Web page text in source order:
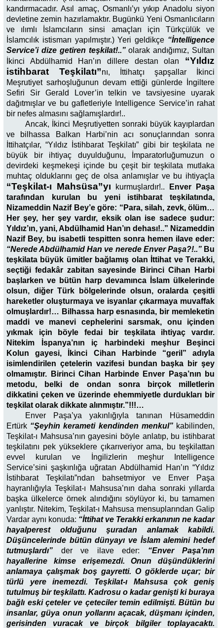
kandırmacadır. Asıl amaç, Osmanlı’yı yıkıp Anadolu siyon
devletine zemin hazırlamaktır. Bugünkü Yeni Osmanlıcıların
ve ılımlı İslamcıların sinsi amaçları için Türkçülük ve
İslamcılık istismarı yapılmıştır.) Yeri geldikçe “İntelligence
Service’i dize getiren teşkilat!..”olarak andığımız, Sultan
İkinci Abdülhamid Han’ın dillere destan olan “Yıldız
istihbarat Teşkilatı”nı, İttihatçı şapşallar İkinci
Meşrutiyet sarhoşluğunun devam ettiği günlerde İngiltere
Sefiri Sir Gerald Lover’in telkin ve tavsiyesine uyarak
dağıtmışlar ve bu gafletleriyle Intelligence Service’in rahat
bir nefes almasını sağlamışlardır!..
Ancak, İkinci Meşrutiyetten sonraki büyük kayıplardan
ve bilhassa Balkan Harbi’nin acı sonuçlarından sonra
İttihatçılar, “Yıldız İstihbarat Teşkilatı” gibi bir teşkilata ne
büyük bir ihtiyaç duyulduğunu, İmparatorluğumuzun o
devirdeki keşmekeşi içinde bu çeşit bir teşkilata mutlaka
muhtaç olduklarını geç de olsa anlamışlar ve bu ihtiyaçla
“Teşkilat-ı Mahsüsa”yı kurmuşlardır!..
Enver Paşa
tarafından kurulan bu yeni istihbarat teşkilatında,
Nizameddin Nazif Bey’e göre: “Para, silah, zevk, ölüm…
Her şey, her şey vardır, eksik olan ise sadece şudur:
Yıldız’ın, yani, Abdülhamid Han’ın dehası!..” Nizameddin
Nazif Bey, bu isabetli tespitten sonra hemen ilave eder:
“Nerede Abdülhamid Han ve nerede Enver Paşa?!..” Bu
teşkilata büyük ümitler bağlamış olan İttihat ve Terakki,
seçtiği fedakâr zabitan sayesinde Birinci Cihan Harbi
başlarken ve bütün harp devamınca İslam ülkelerinde
olsun, diğer Türk bölgelerinde olsun, oralarda çeşitli
hareketler oluşturmaya ve isyanlar çıkarmaya muvaffak
olmuşlardır!… Bilhassa harp esnasında, bir memleketin
maddi ve manevi cephelerini sarsmak, onu içinden
yıkmak için böyle fedai bir teşkilata ihtiyaç vardır.
Nitekim İspanya’nın iç harbindeki meşhur Beşinci
Kolun gayesi, İkinci Cihan Harbinde “geril” adıyla
isimlendirilen çetelerin vazifesi bundan başka bir şey
olmamıştır. Birinci Cihan Harbinde Enver Paşa’nın bu
metodu, belki de ondan sonra birçok milletlerin
dikkatini çeken ve üzerinde ehemmiyetle durdukları bir
teşkilat olarak dikkate alınmıştır.”!!!…
Enver Paşa’ya yakınlığıyla tanınan Hüsameddin
Ertürk “Şeyhin kerameti kendinden menkul”kabilinden,
Teşkilat-ı Mahsusa’nın gayesini böyle anlatıp, bu istihbarat
teşkilatını pek yükseklere çıkarıveriyor ama, bu teşkilattan
evvel kurulan ve İngilizlerin meşhur Intelligence
Service’sini şaşkınlığa uğratan Abdülhamid Han’ın “Yıldız
İstihbarat Teşkilatı”ndan bahsetmiyor ve Enver Paşa
hayranlığıyla Teşkilat-ı Mahsusa’nın daha sonraki yıllarda
başka ülkelerce örnek alındığını söylüyor ki, bu tamamen
yanlıştır. Nitekim, Teşkilat-ı Mahsusa mensuplarından Galip
Vardar aynı konuda: “İttihat ve Terakki erkanının ne kadar
hayalperest olduğunu şuradan anlamak kabildi.
Düşüncelerinde bütün dünyayı ve İslam alemini hedef
tutmuşlardı” der ve ilave eder: “Enver Paşa’nın
hayallerine kimse erişemezdi. Onun düşündüklerini
anlamaya çalışmak boş gayretti. O göklerde uçar; bir
türlü yere inemezdi. Teşkilat-ı Mahsusa çok geniş
tutulmuş bir teşkilattı. Kadrosu o kadar genişti ki buraya
bağlı eski çeteler ve çeteciler temin edilmişti. Bütün bu
insanlar, güya onun yollarını açacak, düşmanı içinden,
gerisinden vuracak ve birçok bilgiler toplayacaktı.